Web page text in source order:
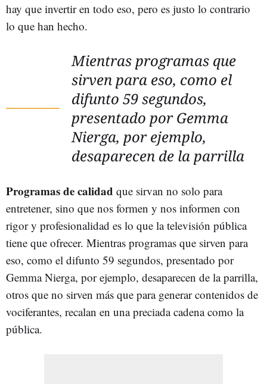
hay que invertir en todo eso, pero es justo lo contrario
lo que han hecho.
Mientras programas que
sirven para eso, como el
difunto 59 segundos,
presentado por Gemma
Nierga, por ejemplo,
desaparecen de la parrilla
Programas de calidad que sirvan no solo para
entretener, sino que nos formen y nos informen con
rigor y profesionalidad es lo que la televisión pública
tiene que ofrecer. Mientras programas que sirven para
eso, como el difunto 59 segundos, presentado por
Gemma Nierga, por ejemplo, desaparecen de la parrilla,
otros que no sirven más que para generar contenidos de
vociferantes, recalan en una preciada cadena como la
pública.